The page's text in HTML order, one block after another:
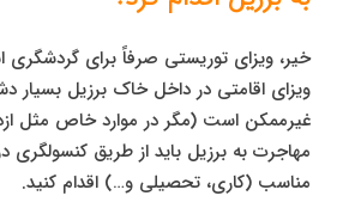
خیر، ویزای توریستی صرفاً برای
ویزای اقامتی در داخل خاک برزیل بسیار
غیرممکن است (مگر در موارد خاص مثل
مهاجرت به برزیل باید از طریق کنسولگری
مناسب (کاری، تحصیلی و…) اقدام کنید.